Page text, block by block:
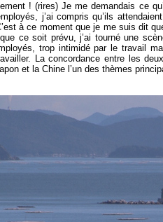
! (rires) Je me demandais ce
j’ai compris qu’ils
à ce moment que je me suis dit
ce soit prévu, j’ai tourné une
trop intimidé par le travail
La concordance entre les
et la Chine l’un des thèmes